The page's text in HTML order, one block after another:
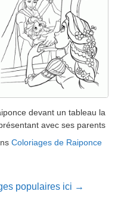
devant un tableau la
avec ses parents
Coloriages de Raiponce
populaires ici →